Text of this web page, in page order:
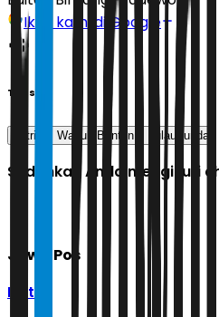
Ikuti kami di Google
Tags
listrik Wagub Banten pulau tunda
Sudahkah Anda mengikuti
Jawa Pos
Ikuti